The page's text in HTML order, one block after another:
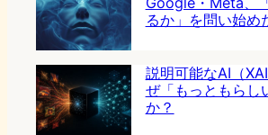
るか」を問い始め
説明可能なAI（
ぜ「もっともらし
か？